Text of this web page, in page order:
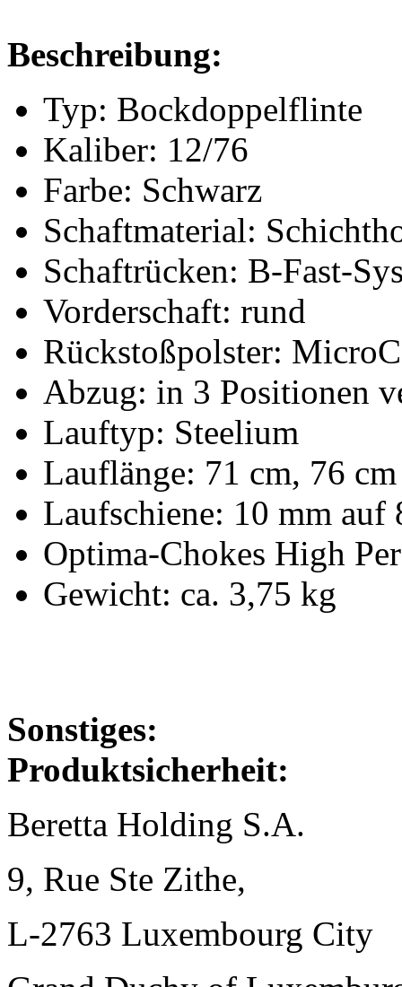
Beschreibung:
Typ: Bockdoppelflinte
Kaliber: 12/76
Farbe: Schwarz
Schaftmaterial:
Schaftrücken: B-Fast-
Vorderschaft: rund
Rückstoßpolster:
Abzug: in 3 Positionen
Lauftyp: Steelium
Lauflänge: 71 cm, 76
Laufschiene: 10 mm auf
Optima-Chokes High
Gewicht: ca. 3,75 kg
Sonstiges:
Produktsicherheit:
Beretta Holding S.A.
9, Rue Ste Zithe,
L-2763 Luxembourg City